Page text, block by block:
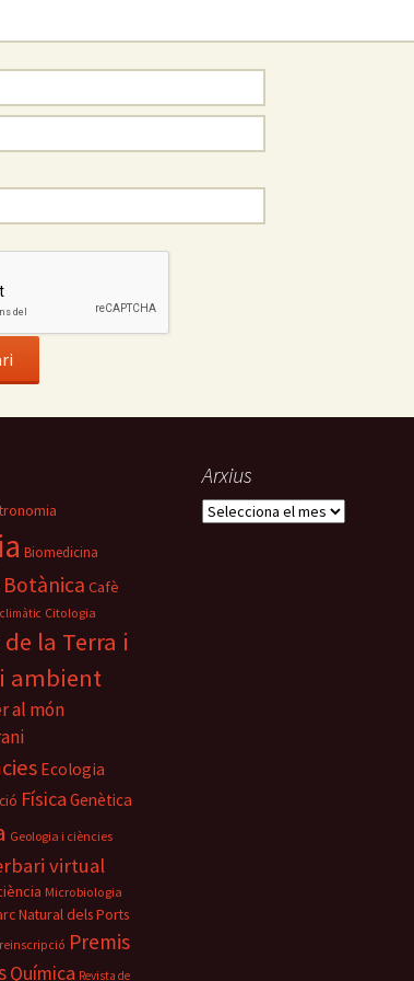
Biomedicina
Botànica Cafè
Citologia
la Terra i
ambient
al món
Ecologia
Física Genètica
Geologia i ciències
virtual
Microbiologia
Natural dels Ports
Premis
Química Revista de
Arxius
A